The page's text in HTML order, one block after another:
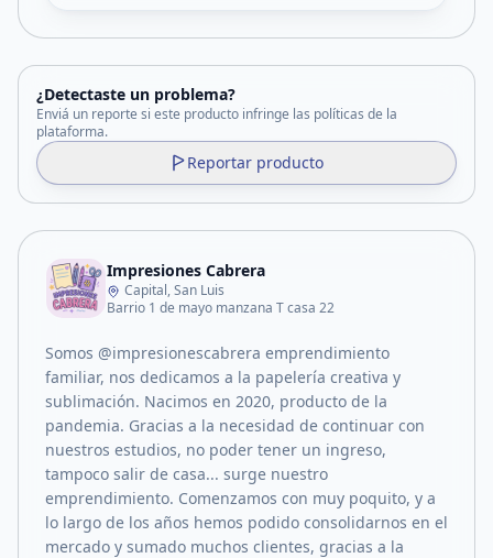
¿Detectaste un problema?
Enviá un reporte si este producto infringe las políticas de la
plataforma.
Reportar producto
Impresiones Cabrera
Capital, San Luis
Barrio 1 de mayo manzana T casa 22
Somos @impresionescabrera emprendimiento
familiar, nos dedicamos a la papelería creativa y
sublimación. Nacimos en 2020, producto de la
pandemia. Gracias a la necesidad de continuar con
nuestros estudios, no poder tener un ingreso,
tampoco salir de casa... surge nuestro
emprendimiento. Comenzamos con muy poquito, y a
lo largo de los años hemos podido consolidarnos en el
mercado y sumado muchos clientes, gracias a la